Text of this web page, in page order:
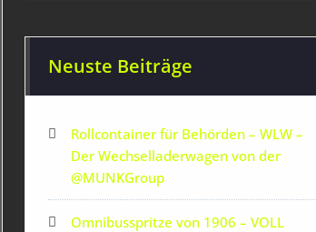
Neuste Beiträge
Rollcontainer für Behörden – WLW –
Der Wechselladerwagen von der
‪@MUNKGroup‬
Omnibusspritze von 1906 – VOLL